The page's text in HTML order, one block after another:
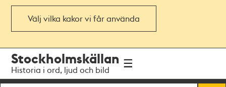
Välj vilka kakor vi får använda
navigationen
huvudinnehållet
Stockholmskällan
Historia i ord, ljud och bild